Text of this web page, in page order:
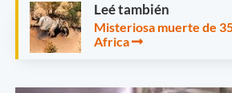
Leé también
Misteriosa muerte de
Africa